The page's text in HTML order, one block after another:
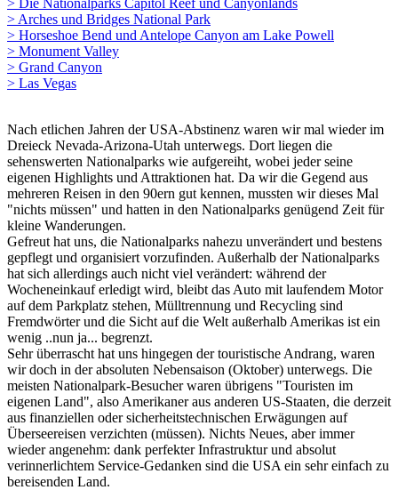
> Arches und Bridges National Park
> Horseshoe Bend und Antelope Canyon am Lake Powell
> Monument Valley
> Grand Canyon
> Las Vegas
Nach etlichen Jahren der USA-Abstinenz waren wir mal wieder im
Dreieck Nevada-Arizona-Utah unterwegs. Dort liegen die
sehenswerten Nationalparks wie aufgereiht, wobei jeder seine
eigenen Highlights und Attraktionen hat. Da wir die Gegend aus
mehreren Reisen in den 90ern gut kennen, mussten wir dieses Mal
"nichts müssen" und hatten in den Nationalparks genügend Zeit für
kleine Wanderungen.
Gefreut hat uns, die Nationalparks nahezu unverändert und bestens
gepflegt und organisiert vorzufinden. Außerhalb der Nationalparks
hat sich allerdings auch nicht viel verändert: während der
Wocheneinkauf erledigt wird, bleibt das Auto mit laufendem Motor
auf dem Parkplatz stehen, Mülltrennung und Recycling sind
Fremdwörter und die Sicht auf die Welt außerhalb Amerikas ist ein
wenig ..nun ja... begrenzt.
Sehr überrascht hat uns hingegen der touristische Andrang, waren
wir doch in der absoluten Nebensaison (Oktober) unterwegs. Die
meisten Nationalpark-Besucher waren übrigens "Touristen im
eigenen Land", also Amerikaner aus anderen US-Staaten, die derzeit
aus finanziellen oder sicherheitstechnischen Erwägungen auf
Überseereisen verzichten (müssen). Nichts Neues, aber immer
wieder angenehm: dank perfekter Infrastruktur und absolut
verinnerlichtem Service-Gedanken sind die USA ein sehr einfach zu
bereisenden Land.